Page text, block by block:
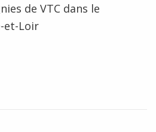
de VTC dans le
et-Loir